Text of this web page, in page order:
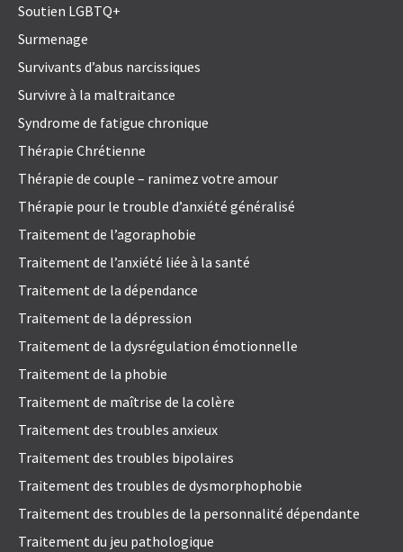
Soutien LGBTQ+
Surmenage
Survivants d’abus narcissiques
Survivre à la maltraitance
Syndrome de fatigue chronique
Thérapie Chrétienne
Thérapie de couple – ranimez votre amour
Thérapie pour le trouble d’anxiété généralisé
Traitement de l’agoraphobie
Traitement de l’anxiété liée à la santé
Traitement de la dépendance
Traitement de la dépression
Traitement de la dysrégulation émotionnelle
Traitement de la phobie
Traitement de maîtrise de la colère
Traitement des troubles anxieux
Traitement des troubles bipolaires
Traitement des troubles de dysmorphophobie
Traitement des troubles de la personnalité dépendante
Traitement du jeu pathologique